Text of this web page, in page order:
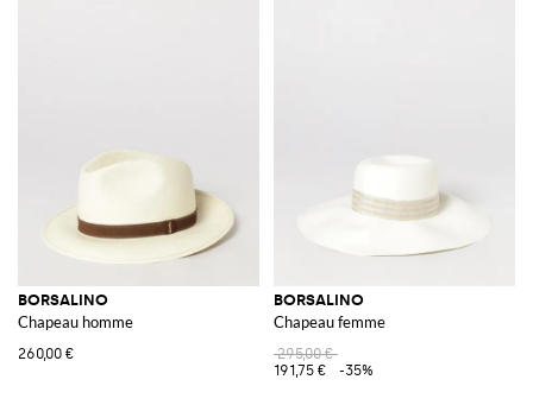
BORSALINO
Chapeau homme
260,00 €
BORSALINO
Chapeau femme
295,00 €
191,75 €
-35%